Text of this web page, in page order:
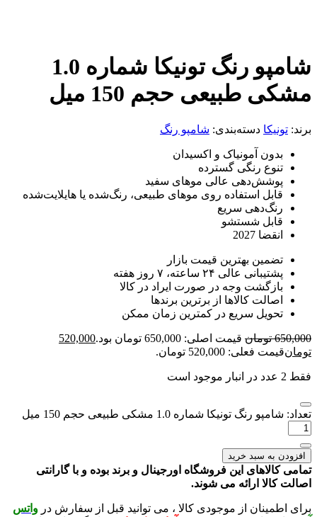
شامپو رنگ تونیکا شماره 1.0
حجم 150 میل
دسته‌بندی:شامپو رنگ
آمونیاک و اکسیدان
رنگی گسترده
عالی موهای سفید
استفاده روی موهای طبیعی، رنگ‌شده یا هایلایت‌شده
سریع
شستشو
بهترین قیمت بازار
عالی ۲۴ ساعته، ۷ روز هفته
وجه در صورت ایراد در کالا
کالاها از برترین برندها
سریع در کمترین زمان ممکن
تومان قیمت اصلی: 650,000 تومان بود.
520,000
فعلی: 520,000 تومان.
تونیکا شماره 1.0 مشکی طبیعی حجم 150 میل
سبد خرید
این فروشگاه اورجینال و برند بوده و با گارانتی
ارائه می شوند.
از موجودی کالا ، می توانید قبل از سفارش درواتس